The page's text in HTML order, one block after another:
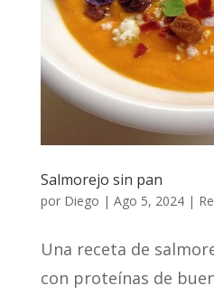
Salmorejo sin pan
por Diego | Ago 5, 2024|
Una receta de
con proteínas de